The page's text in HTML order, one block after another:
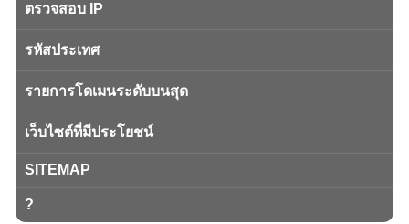
ตรวจสอบ IP
รหัสประเทศ
รายการโดเมนระดับบนสุด
เว็บไซต์ที่มีประโยชน์
SITEMAP
?